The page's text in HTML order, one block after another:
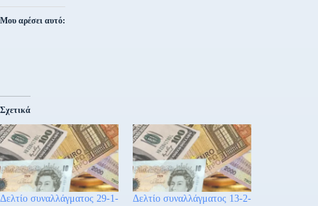
Μου αρέσει αυτό:
Σχετικά
Δελτίο συναλλάγματος 29-1-
Δελτίο συναλλάγματος 13-2-